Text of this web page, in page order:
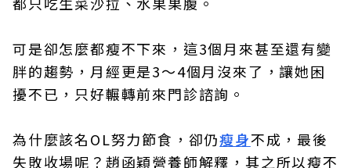
可是卻怎麼都瘦不下來，這3個月來甚至還有變
胖的趨勢，月經更是3～4個月沒來了，讓她困
擾不已，只好輾轉前來門診諮詢。
為什麼該名OL努力節食，卻仍瘦身不成，最後
失敗收場呢？趙函穎營養師解釋，其之所以瘦不